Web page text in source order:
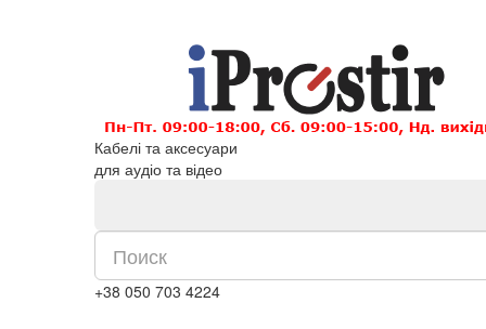
Кабелі та аксесуари
для аудіо та відео
+38 050 703 4224